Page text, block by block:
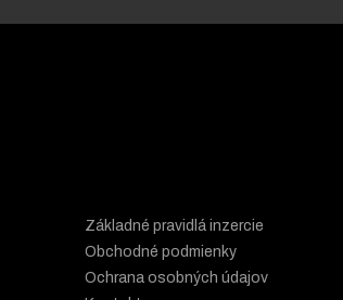
Základné pravidlá inzercie
Obchodné podmienky
Ochrana osobných údajov